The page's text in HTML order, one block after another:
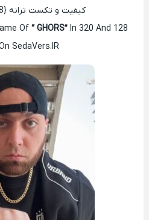
کیفیت و تکست ترانه {128 و 320 mp3}
Of “ GHORS”In 320 And 128
SedaVers.IR